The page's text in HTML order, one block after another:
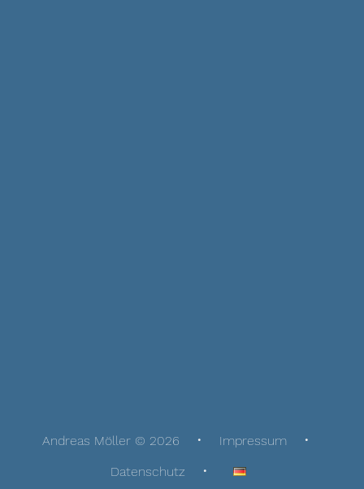
Andreas Möller © 2026
Impressum
Datenschutz